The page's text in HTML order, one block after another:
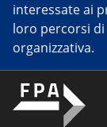
interessate ai
loro percorsi
organizzativa.